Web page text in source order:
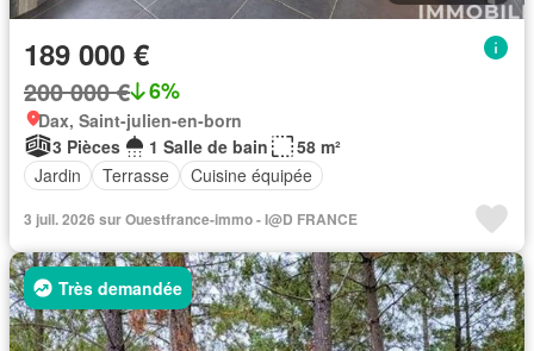
189 000 €
200 000 € 6%
Dax, Saint-julien-en-born
3 Pièces
1 Salle de bain
58 m²
Jardin
Terrasse Cuisine équipée
3 juil. 2026 sur Ouestfrance-immo - I@D FRANCE
Très demandée